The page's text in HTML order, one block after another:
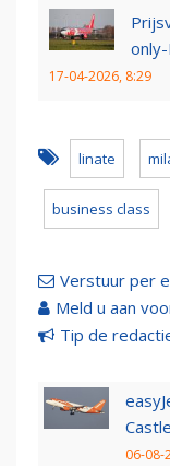
17-04-2026, 8:29
linate
business class
Verstuur per
Meld u aan
Tip de
06-08-